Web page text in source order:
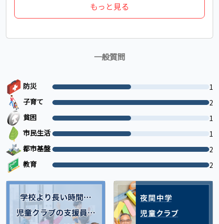
もっと見る
一般質問
防災
1
子育て
2
貧困
1
市民生活
1
都市基盤
2
教育
2